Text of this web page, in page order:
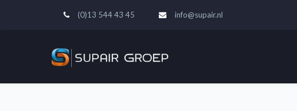
(0)13 544 43 45 info@supair.nl